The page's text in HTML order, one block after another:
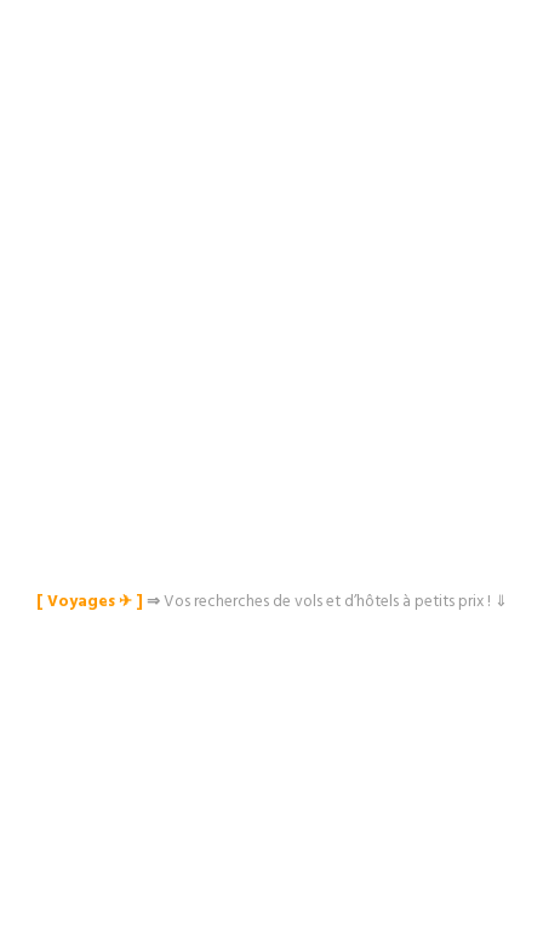
[ Voyages ✈︎ ]⇒Vos recherches de vols et d’hôtels à petits prix ! ⇓